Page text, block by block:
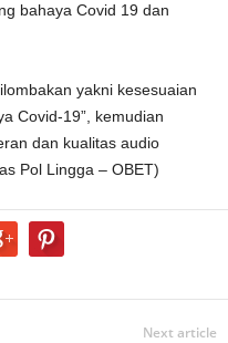
bahaya Covid 19 dan
yakni kesesuaian
Covid-19”, kemudian
dan kualitas audio
Pol Lingga – OBET)
Next article